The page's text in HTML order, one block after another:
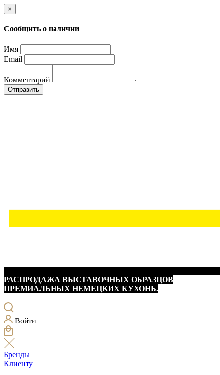
×
Сообщить о наличии
Имя
Email
Комментарий
Отправить
РАСПРОДАЖА ВЫСТАВОЧНЫХ ОБРАЗЦОВ
ПРЕМИАЛЬНЫХ НЕМЕЦКИХ КУХОНЬ.
Войти
Бренды
Клиенту